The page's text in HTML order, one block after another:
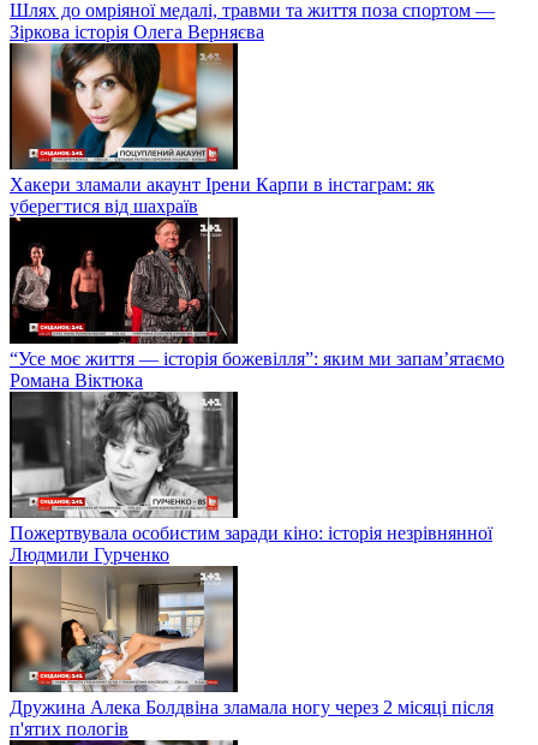
Шлях до омріяної медалі, травми та життя поза спортом —
Зіркова історія Олега Верняєва
Хакери зламали акаунт Ірени Карпи в інстаграм: як
уберегтися від шахраїв
“Усе моє життя — історія божевілля”: яким ми запам’ятаємо
Романа Віктюка
Пожертвувала особистим заради кіно: історія незрівнянної
Людмили Гурченко
Дружина Алека Болдвіна зламала ногу через 2 місяці після
п'ятих пологів